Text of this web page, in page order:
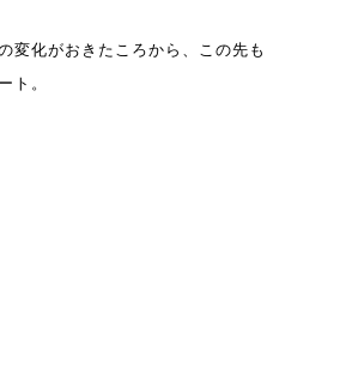
変化がおきたころから、この先も
ト。